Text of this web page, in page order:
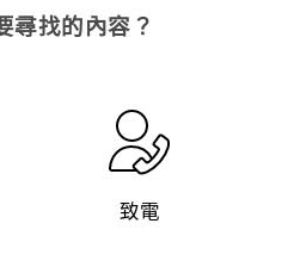
尋找的內容？
致電